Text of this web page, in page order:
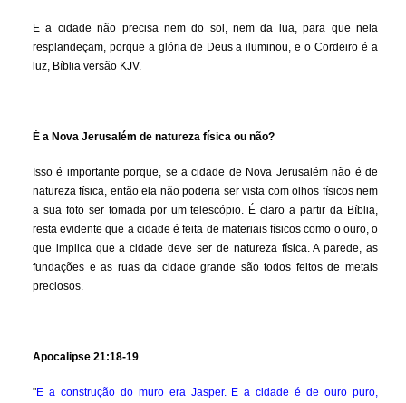
E a cidade não precisa nem do sol, nem da lua, para que nela
resplandeçam, porque a glória de Deus a iluminou, e o Cordeiro é a
luz, Bíblia versão KJV.
É a Nova Jerusalém de natureza física ou não?
Isso é importante porque, se a cidade de Nova Jerusalém não é de
natureza física, então ela não poderia ser vista com olhos físicos nem
a sua foto ser tomada por um telescópio. É claro a partir da Bíblia,
resta evidente que a cidade é feita de materiais físicos como o ouro, o
que implica que a cidade deve ser de natureza física. A parede, as
fundações e as ruas da cidade grande são todos feitos de metais
preciosos.
Apocalipse 21:18-19
"E a construção do muro era Jasper. E a cidade é de ouro puro,